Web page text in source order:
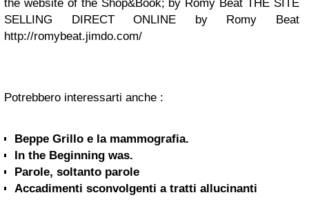
the website of the Shop&Book; by Romy Beat THE SITE
SELLING DIRECT ONLINE by Romy Beat
http://romybeat.jimdo.com/
Potrebbero interessarti anche :
Beppe Grillo e la mammografia.
In the Beginning was.
Parole, soltanto parole
Accadimenti sconvolgenti a tratti allucinanti